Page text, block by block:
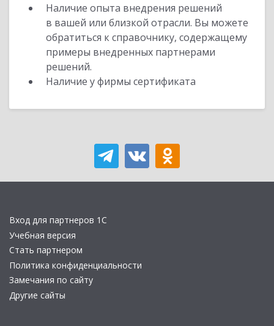
Наличие опыта внедрения решений
в вашей или близкой отрасли. Вы можете
обратиться к справочнику, содержащему
примеры внедренных партнерами
решений.
Наличие у фирмы сертификата
Вход для партнеров 1С
Учебная версия
Стать партнером
Политика конфиденциальности
Замечания по сайту
Другие сайты